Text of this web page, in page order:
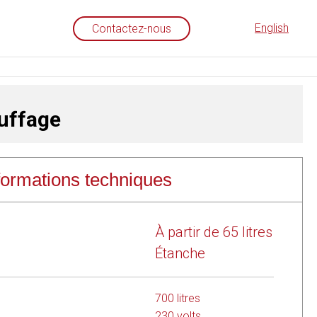
Contactez-nous English
de la température
techniques
À partir de 65 litres
Étanche
700 litres